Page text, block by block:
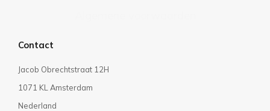
Contact
Jacob Obrechtstraat 12H
1071 KL Amsterdam
Nederland